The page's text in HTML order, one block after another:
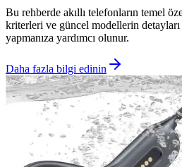
Bu rehberde akıllı telefonların temel
kriterleri ve güncel modellerin
yapmanıza yardımcı olunur.
Daha fazla bilgi edinin